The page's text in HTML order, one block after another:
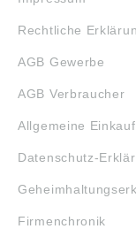
Rechtliche
AGB Gewerbe
AGB Verbraucher
Allgemeine
Datenschutz-
Firmenchronik